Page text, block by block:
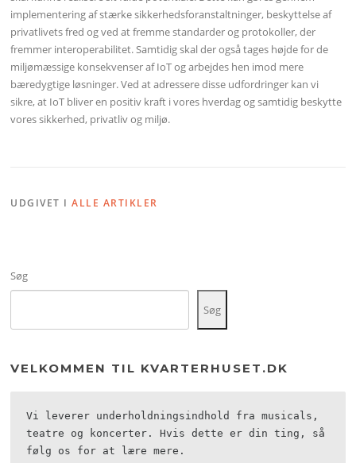
implementering af stærke sikkerhedsforanstaltninger, beskyttelse af
privatlivets fred og ved at fremme standarder og protokoller, der
fremmer interoperabilitet. Samtidig skal der også tages højde for de
miljømæssige konsekvenser af IoT og arbejdes hen imod mere
bæredygtige løsninger. Ved at adressere disse udfordringer kan vi
sikre, at IoT bliver en positiv kraft i vores hverdag og samtidig beskytte
vores sikkerhed, privatliv og miljø.
UDGIVET IALLE ARTIKLER
Søg
Søg
VELKOMMEN TIL KVARTERHUSET.DK
Vi leverer underholdningsindhold fra musicals,
teatre og koncerter. Hvis dette er din ting, så
følg os for at lære mere.